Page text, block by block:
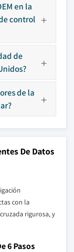
en la
control
de
de la
De Datos
con la
rigurosa, y
6 Pasos